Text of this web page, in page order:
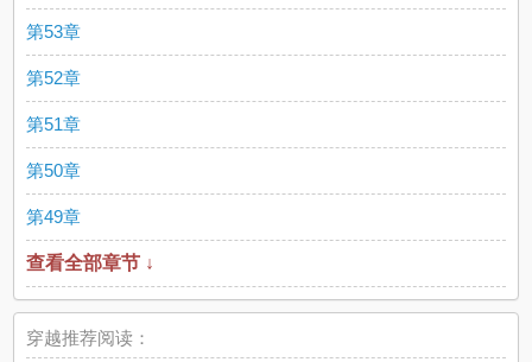
第53章
第52章
第51章
第50章
第49章
查看全部章节 ↓
穿越推荐阅读：